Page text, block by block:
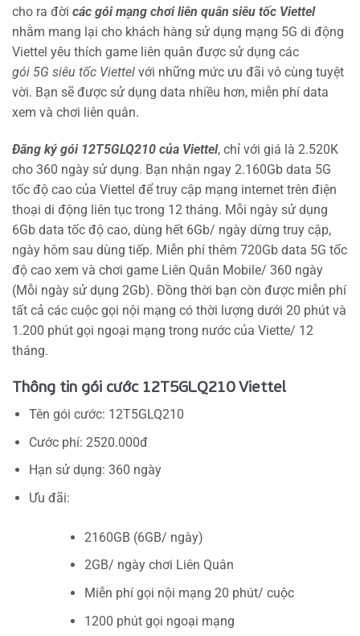
cho ra đời các gói mạng chơi liên quân siêu tốc Viettel
nhằm mang lại cho khách hàng sử dụng mạng 5G di động
Viettel yêu thích game liên quân được sử dụng các
gói 5G siêu tốc Viettel với những mức ưu đãi vô cùng tuyệt
vời. Bạn sẽ được sử dụng data nhiều hơn, miễn phí data
xem và chơi liên quân.
Đăng ký gói 12T5GLQ210 của Viettel, chỉ với giá là 2.520K
cho 360 ngày sử dụng. Bạn nhận ngay 2.160Gb data 5G
tốc độ cao của Viettel để truy cập mạng internet trên điện
thoại di động liên tục trong 12 tháng. Mỗi ngày sử dụng
6Gb data tốc độ cao, dùng hết 6Gb/ ngày dừng truy cập,
ngày hôm sau dùng tiếp. Miễn phí thêm 720Gb data 5G tốc
độ cao xem và chơi game Liên Quân Mobile/ 360 ngày
(Mỗi ngày sử dụng 2Gb). Đồng thời bạn còn được miễn phí
tất cả các cuộc gọi nội mạng có thời lượng dưới 20 phút và
1.200 phút gọi ngoại mạng trong nước của Viette/ 12
tháng.
Thông tin gói cước 12T5GLQ210 Viettel
Tên gói cước: 12T5GLQ210
Cước phí: 2520.000đ
Hạn sử dụng: 360 ngày
Ưu đãi:
2160GB (6GB/ ngày)
2GB/ ngày chơi Liên Quân
Miễn phí gọi nội mạng 20 phút/ cuộc
1200 phút gọi ngoại mạng